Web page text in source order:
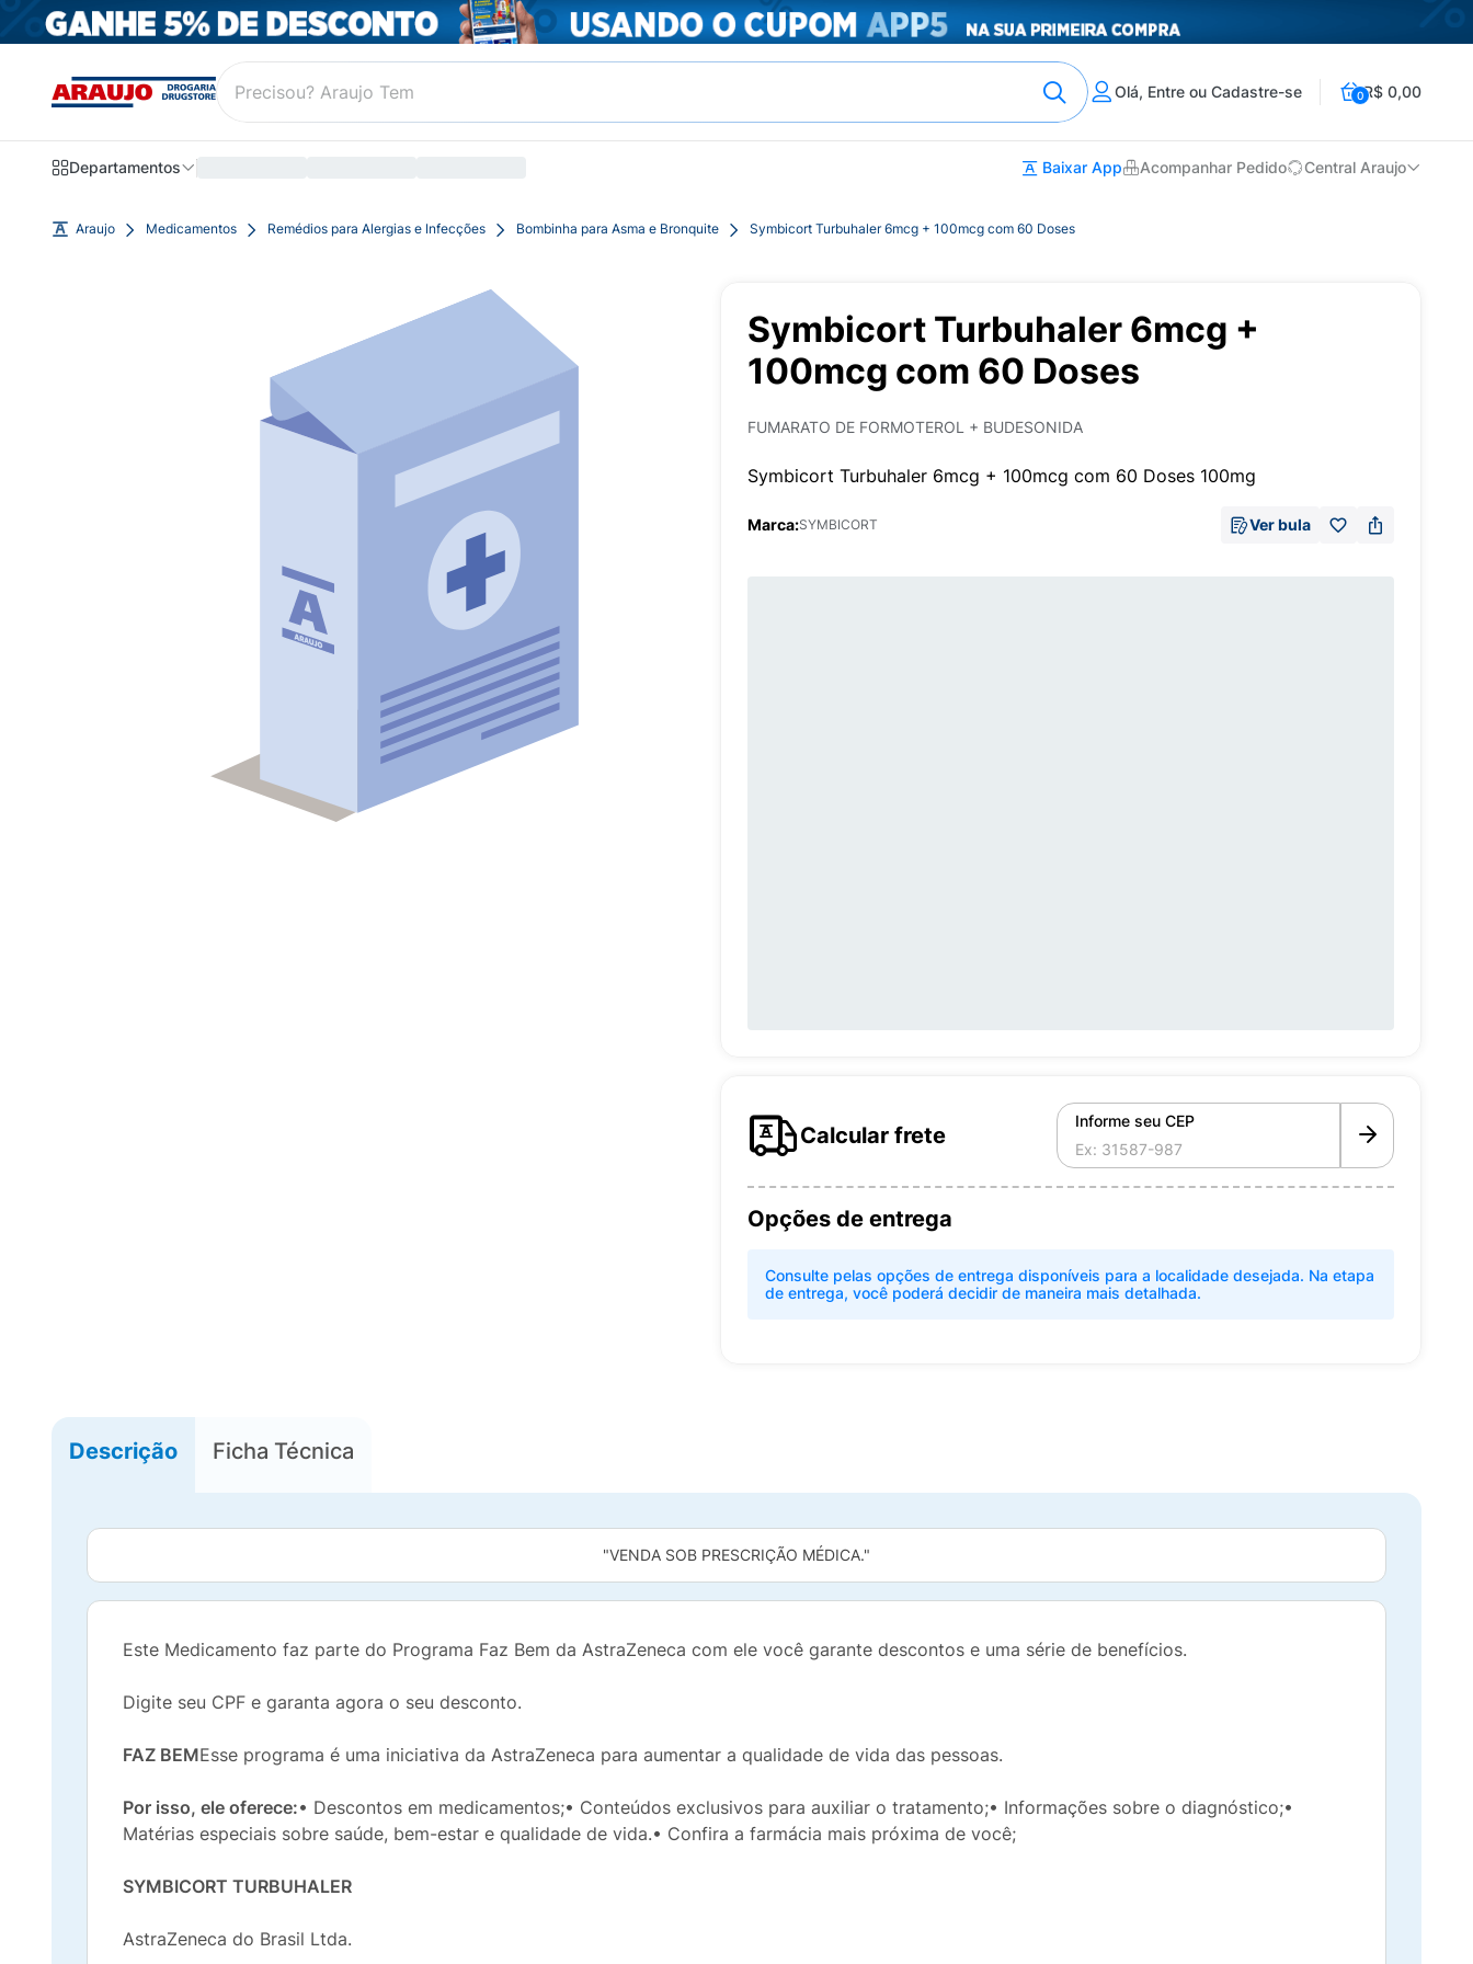
Olá, Entre ou Cadastre-se 0R$ 0,00
Departamentos Baixar App Acompanhar Pedido Central Araujo
Araujo Medicamentos Remédios para Alergias e Infecções Bombinha para Asma e Bronquite Symbicort Turbuhaler 6mcg + 100mcg com 60 Doses
Symbicort Turbuhaler 6mcg +
100mcg com 60 Doses
FUMARATO DE FORMOTEROL + BUDESONIDA
Symbicort Turbuhaler 6mcg + 100mcg com 60 Doses 100mg
Marca:SYMBICORT Ver bula
Calcular frete
Informe seu CEP
Opções de entrega
Consulte pelas opções de entrega disponíveis para a localidade desejada. Na etapa
de entrega, você poderá decidir de maneira mais detalhada.
Descrição Ficha Técnica
"VENDA SOB PRESCRIÇÃO MÉDICA."
Este Medicamento faz parte do Programa Faz Bem da AstraZeneca com ele você garante descontos e uma série de benefícios.
Digite seu CPF e garanta agora o seu desconto.
FAZ BEMEsse programa é uma iniciativa da AstraZeneca para aumentar a qualidade de vida das pessoas.
Por isso, ele oferece:• Descontos em medicamentos;• Conteúdos exclusivos para auxiliar o tratamento;• Informações sobre o diagnóstico;•
Matérias especiais sobre saúde, bem-estar e qualidade de vida.• Confira a farmácia mais próxima de você;
SYMBICORT TURBUHALER
AstraZeneca do Brasil Ltda.